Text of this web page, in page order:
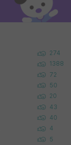
274
1388
72
50
20
43
40
4
5